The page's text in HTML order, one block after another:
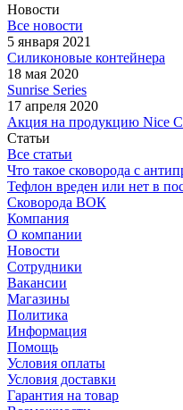
Новости
Все новости
5 января 2021
Силиконовые контейнера
18 мая 2020
Sunrise Series
17 апреля 2020
Акция на продукцию Nice
Статьи
Все статьи
Что такое сковорода с
Тефлон вреден или нет в
Сковорода ВОК
Компания
О компании
Новости
Сотрудники
Вакансии
Магазины
Политика
Информация
Помощь
Условия оплаты
Условия доставки
Гарантия на товар